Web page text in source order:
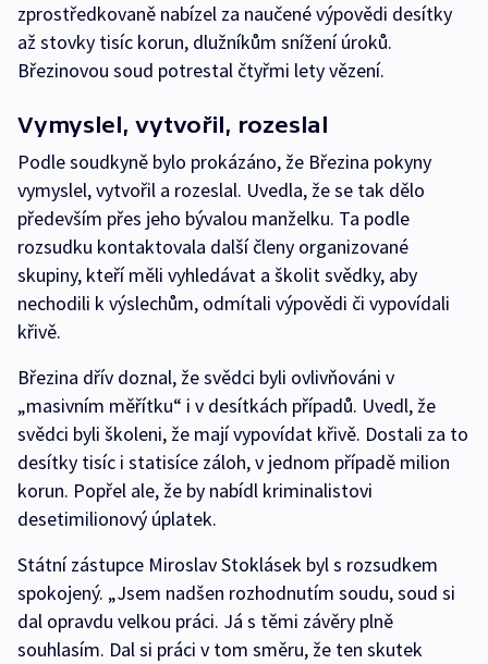
zprostředkovaně nabízel za naučené výpovědi desítky
až stovky tisíc korun, dlužníkům snížení úroků.
Březinovou soud potrestal čtyřmi lety vězení.
Vymyslel, vytvořil, rozeslal
Podle soudkyně bylo prokázáno, že Březina pokyny
vymyslel, vytvořil a rozeslal. Uvedla, že se tak dělo
především přes jeho bývalou manželku. Ta podle
rozsudku kontaktovala další členy organizované
skupiny, kteří měli vyhledávat a školit svědky, aby
nechodili k výslechům, odmítali výpovědi či vypovídali
křivě.
Březina dřív doznal, že svědci byli ovlivňováni v
„masivním měřítku“ i v desítkách případů. Uvedl, že
svědci byli školeni, že mají vypovídat křivě. Dostali za to
desítky tisíc i statisíce záloh, v jednom případě milion
korun. Popřel ale, že by nabídl kriminalistovi
desetimilionový úplatek.
Státní zástupce Miroslav Stoklásek byl s rozsudkem
spokojený. „Jsem nadšen rozhodnutím soudu, soud si
dal opravdu velkou práci. Já s těmi závěry plně
souhlasím. Dal si práci v tom směru, že ten skutek